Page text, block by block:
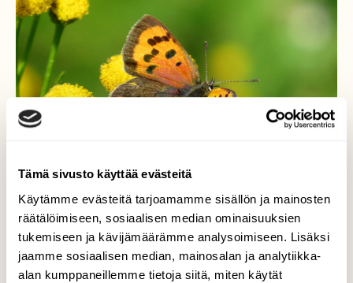
Tämä sivusto käyttää evästeitä
Käytämme evästeitä tarjoamamme sisällön ja mainosten
räätälöimiseen, sosiaalisen median ominaisuuksien
tukemiseen ja kävijämäärämme analysoimiseen. Lisäksi
jaamme sosiaalisen median, mainosalan ja analytiikka-
alan kumppaneillemme tietoja siitä, miten käytät